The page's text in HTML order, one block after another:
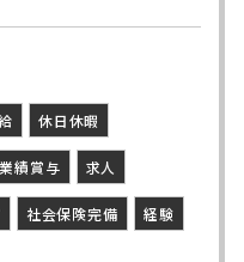
休日休暇
業績賞与 求人
社会保険完備 経験